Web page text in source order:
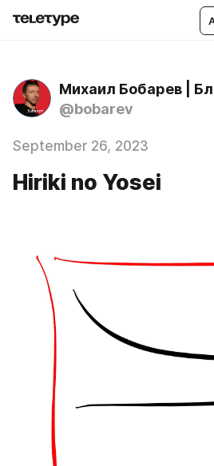
Михаил Бобарев |
@bobarev
September 26, 2023
Hiriki no Yosei